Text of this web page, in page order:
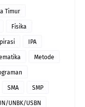
Timur
Fisika
IPA
Metode
SMA SMP
UNBK/USBN